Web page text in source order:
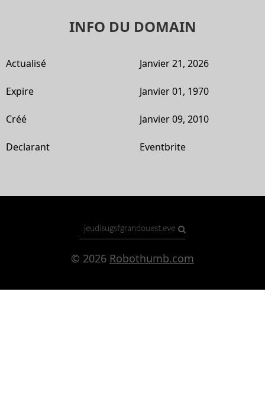
INFO DU DOMAIN
Actualisé Janvier 21, 2026
Expire Janvier 01, 1970
Créé Janvier 09, 2010
Declarant Eventbrite
© 2026 Robothumb.com